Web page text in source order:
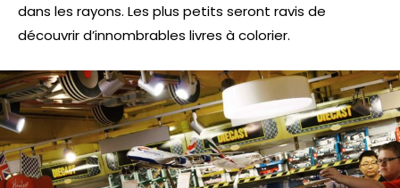
dans les rayons. Les plus petits seront ravis de
découvrir d’innombrables livres à colorier.